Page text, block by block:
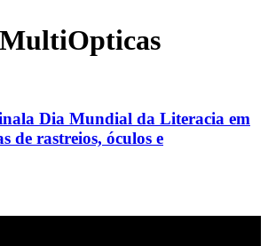
MultiOpticas
Dia Mundial da Literacia em
de rastreios, óculos e